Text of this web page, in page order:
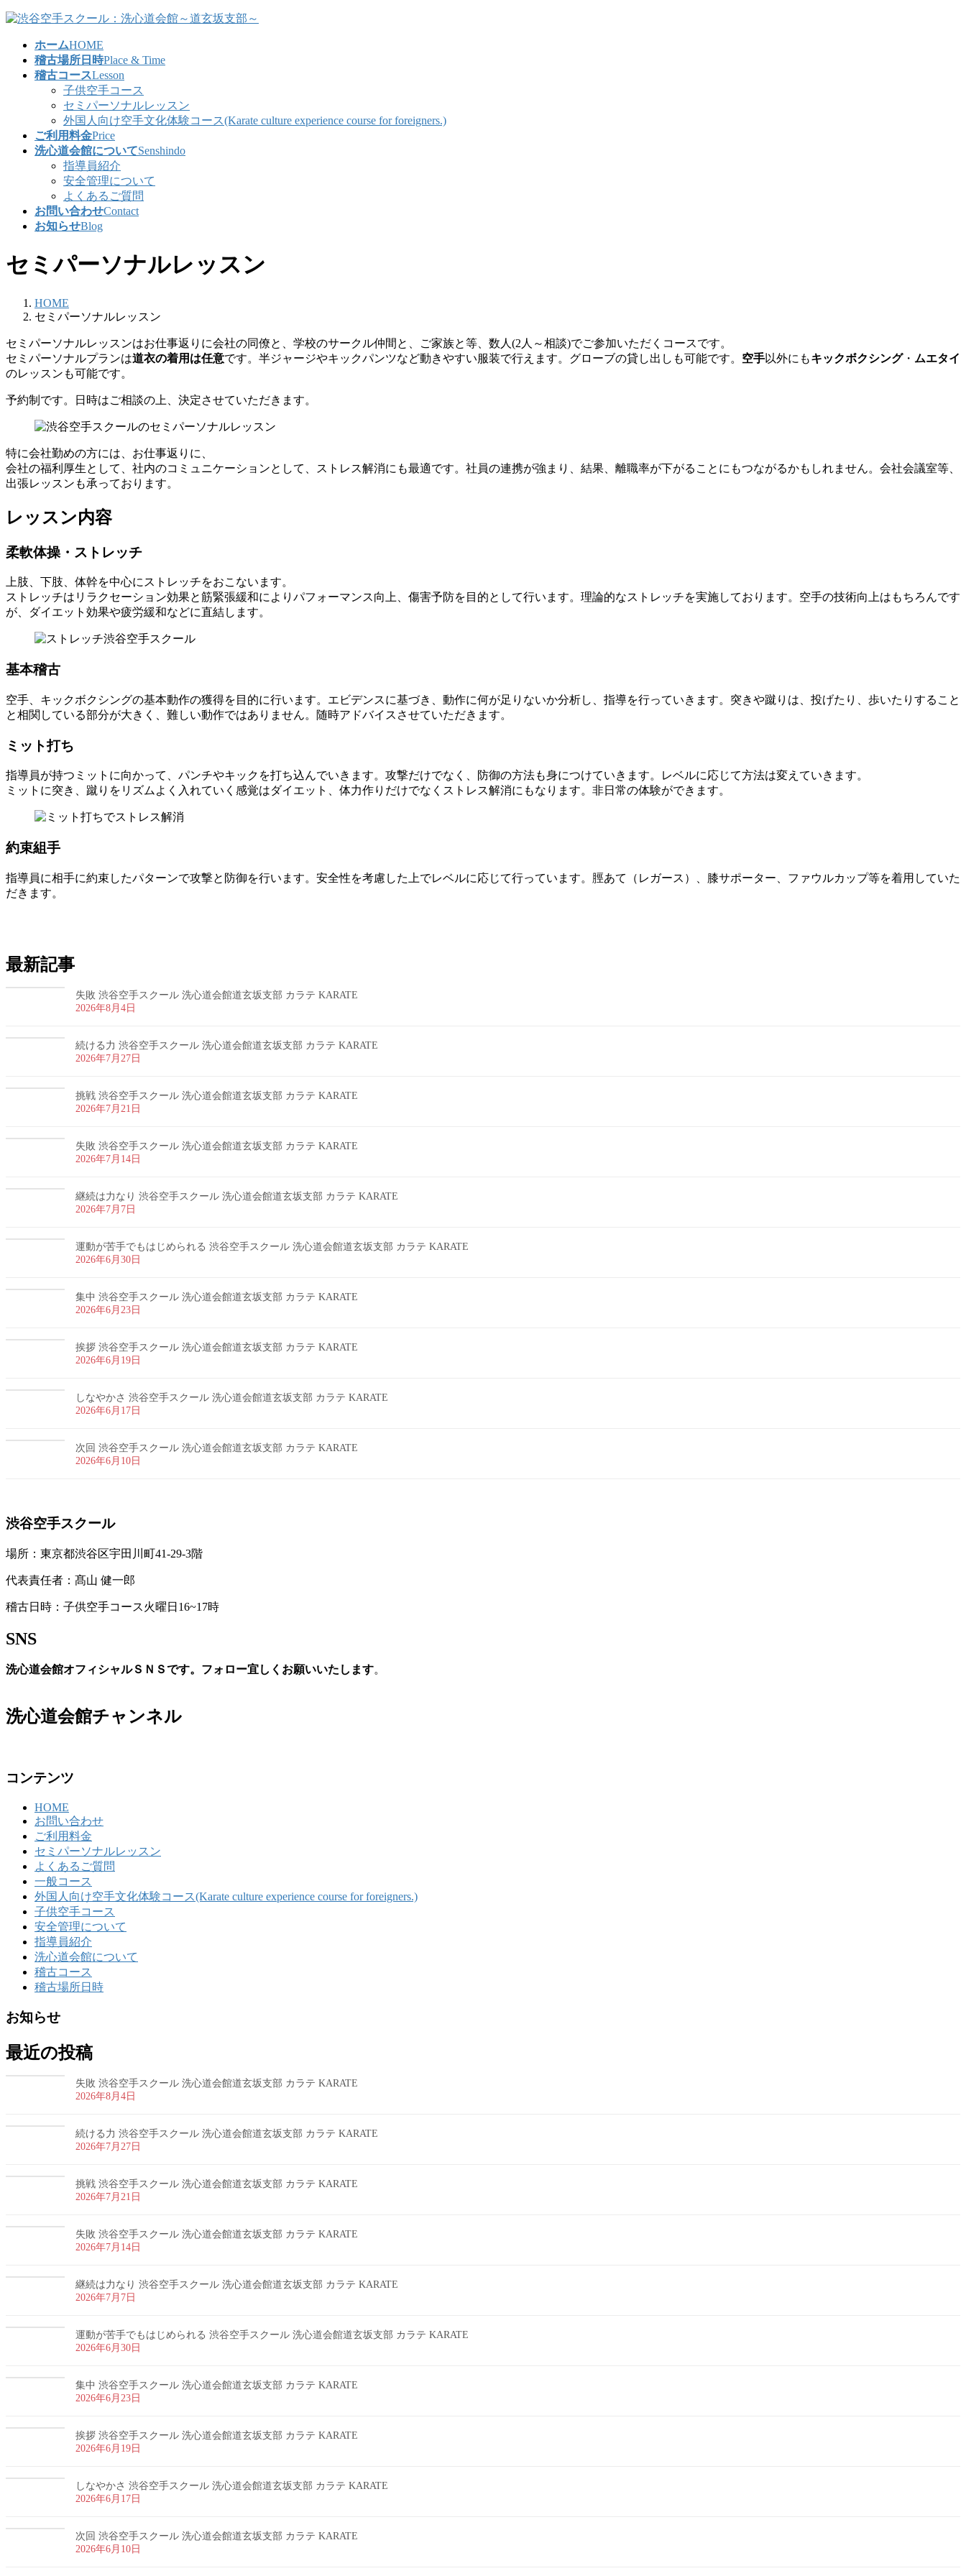
コ
ナ
ホームHOME
稽古場所日時Place & Time
稽古コースLesson
子供空手コース
セミパーソナルレッスン
外国人向け空手文化体験コース(Karate culture experience course for foreigners.)
ご利用料金Price
洗心道会館についてSenshindo
指導員紹介
安全管理について
よくあるご質問
お問い合わせContact
お知らせBlog
セミパーソナルレッスン
HOME
セミパーソナルレッスン
セミパーソナルレッスンはお仕事返りに会社の同僚と、学校のサークル仲間と、ご家族と等、数人(2人～相談)でご参加いただくコースです。
セミパーソナルプランは道衣の着用は任意です。半ジャージやキックパンツなど動きやすい服装で行えます。グローブの貸し出しも可能です。 空手以外にもキックボクシング・ ムエタイ
のレッスンも可能です。
予約制です。日時はご相談の上、決定させていただきます。
特に会社勤めの方には、お仕事返りに、
会社の福利厚生として、社内のコミュニケーションとして、ストレス解消にも最適です。社員の連携が強まり、結果、離職率が下がることにもつながるかもしれません。会社会議室等、
出張レッスンも承っております。
レッスン内容
柔軟体操・ストレッチ
上肢、下肢、体幹を中心にストレッチをおこないます。
ストレッチはリラクセーション効果と筋緊張緩和によりパフォーマンス向上、傷害予防を目的として行います。理論的なストレッチを実施しております。空手の技術向上はもちろんです
が、ダイエット効果や疲労緩和などに直結します。
基本稽古
空手、キックボクシングの基本動作の獲得を目的に行います。エビデンスに基づき、動作に何が足りないか分析し、指導を行っていきます。突きや蹴りは、投げたり、歩いたりすること
と相関している部分が大きく、難しい動作ではありません。随時アドバイスさせていただきます。
ミット打ち
指導員が持つミットに向かって、パンチやキックを打ち込んでいきます。攻撃だけでなく、防御の方法も身につけていきます。レベルに応じて方法は変えていきます。
ミットに突き、蹴りをリズムよく入れていく感覚はダイエット、体力作りだけでなくストレス解消にもなります。非日常の体験ができます。
約束組手
指導員に相手に約束したパターンで攻撃と防御を行います。安全性を考慮した上でレベルに応じて行っています。脛あて（レガース）、膝サポーター、ファウルカップ等を着用していた
だきます。
最新記事
失敗 渋谷空手スクール 洗心道会館道玄坂支部 カラテ KARATE
2026年8月4日
続ける力 渋谷空手スクール 洗心道会館道玄坂支部 カラテ KARATE
2026年7月27日
挑戦 渋谷空手スクール 洗心道会館道玄坂支部 カラテ KARATE
2026年7月21日
失敗 渋谷空手スクール 洗心道会館道玄坂支部 カラテ KARATE
2026年7月14日
継続は力なり 渋谷空手スクール 洗心道会館道玄坂支部 カラテ KARATE
2026年7月7日
運動が苦手でもはじめられる 渋谷空手スクール 洗心道会館道玄坂支部 カラテ KARATE
2026年6月30日
集中 渋谷空手スクール 洗心道会館道玄坂支部 カラテ KARATE
2026年6月23日
挨拶 渋谷空手スクール 洗心道会館道玄坂支部 カラテ KARATE
2026年6月19日
しなやかさ 渋谷空手スクール 洗心道会館道玄坂支部 カラテ KARATE
2026年6月17日
次回 渋谷空手スクール 洗心道会館道玄坂支部 カラテ KARATE
2026年6月10日
渋谷空手スクール
場所：東京都渋谷区宇田川町41-29-3階
代表責任者：髙山 健一郎
稽古日時：子供空手コース火曜日16~17時
SNS
洗心道会館オフィシャルＳＮＳです。フォロー宜しくお願いいたします。
洗心道会館チャンネル
コンテンツ
HOME
お問い合わせ
ご利用料金
セミパーソナルレッスン
よくあるご質問
一般コース
外国人向け空手文化体験コース(Karate culture experience course for foreigners.)
子供空手コース
安全管理について
指導員紹介
洗心道会館について
稽古コース
稽古場所日時
お知らせ
最近の投稿
失敗 渋谷空手スクール 洗心道会館道玄坂支部 カラテ KARATE
2026年8月4日
続ける力 渋谷空手スクール 洗心道会館道玄坂支部 カラテ KARATE
2026年7月27日
挑戦 渋谷空手スクール 洗心道会館道玄坂支部 カラテ KARATE
2026年7月21日
失敗 渋谷空手スクール 洗心道会館道玄坂支部 カラテ KARATE
2026年7月14日
継続は力なり 渋谷空手スクール 洗心道会館道玄坂支部 カラテ KARATE
2026年7月7日
運動が苦手でもはじめられる 渋谷空手スクール 洗心道会館道玄坂支部 カラテ KARATE
2026年6月30日
集中 渋谷空手スクール 洗心道会館道玄坂支部 カラテ KARATE
2026年6月23日
挨拶 渋谷空手スクール 洗心道会館道玄坂支部 カラテ KARATE
2026年6月19日
しなやかさ 渋谷空手スクール 洗心道会館道玄坂支部 カラテ KARATE
2026年6月17日
次回 渋谷空手スクール 洗心道会館道玄坂支部 カラテ KARATE
2026年6月10日